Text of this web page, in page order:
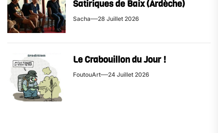
Satiriques de Baix (Ardèche)
Sacha 28 Juillet 2026
Le Crabouillon du Jour !
FoutouArt 24 Juillet 2026